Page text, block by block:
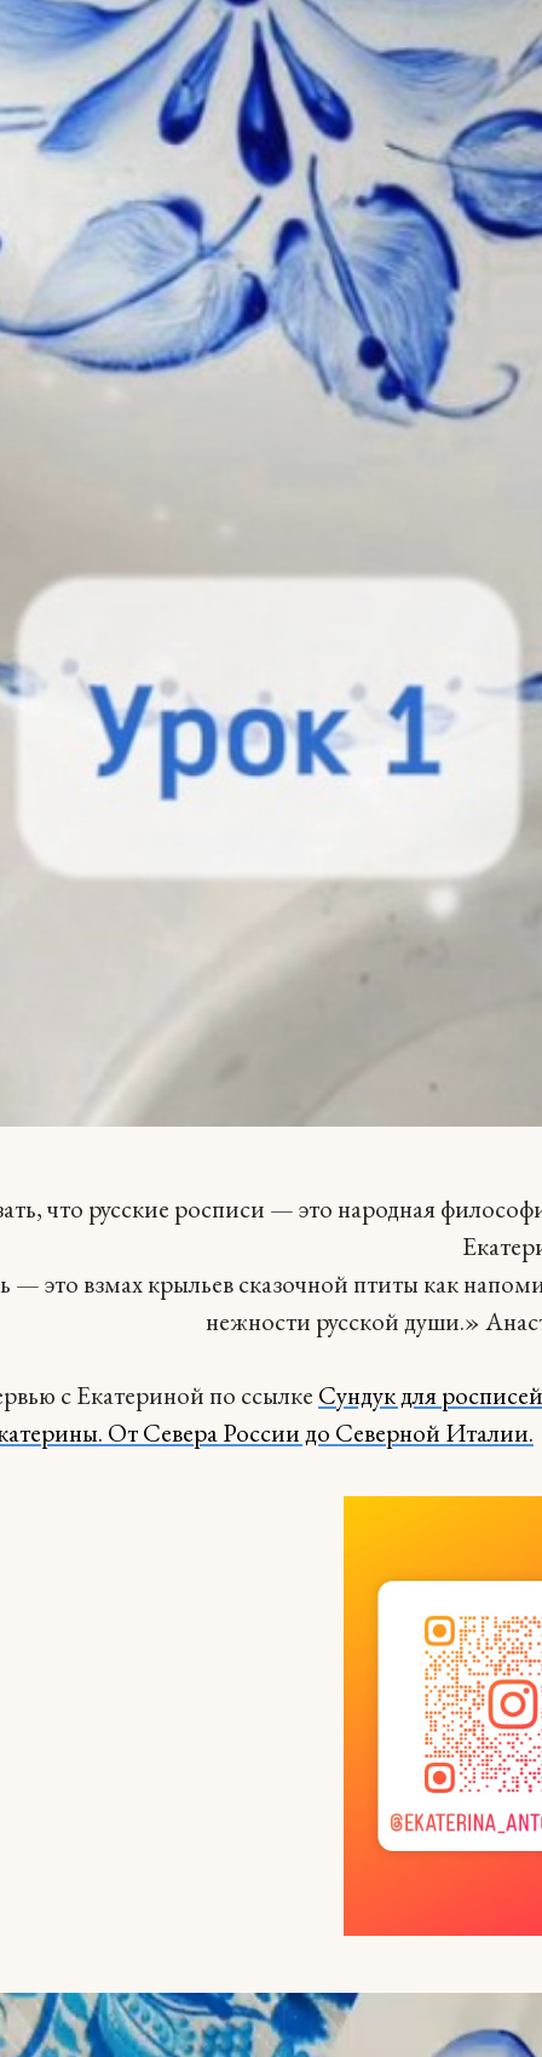
что русские росписи — это народная
— это взмах крыльев сказочной птиты как
нежности русской души.»
с Екатериной по ссылке Сундук для
От Севера России до Северной Италии.